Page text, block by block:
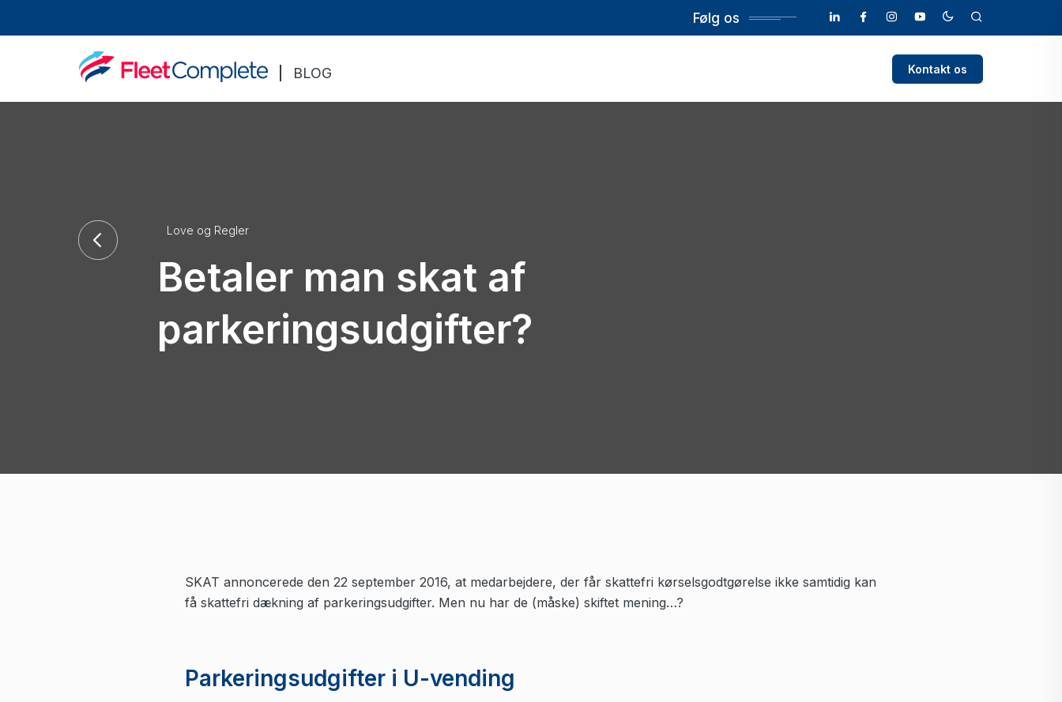
Følg os
BLOG Kontakt os
Love og Regler
Betaler man skat af
parkeringsudgifter?
SKAT annoncerede den 22 september 2016, at medarbejdere, der får skattefri kørselsgodtgørelse ikke samtidig kan
få skattefri dækning af parkeringsudgifter. Men nu har de (måske) skiftet mening…?
Parkeringsudgifter i U-vending